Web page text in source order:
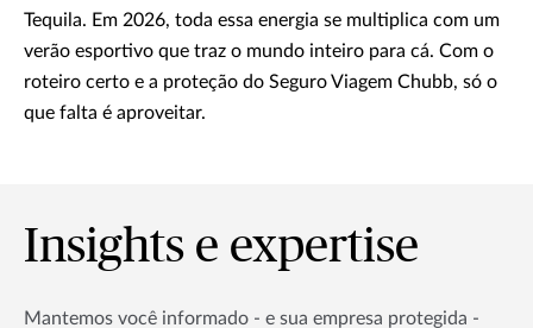
Tequila. Em 2026, toda essa energia se multiplica com um
verão esportivo que traz o mundo inteiro para cá. Com o
roteiro certo e a proteção do Seguro Viagem Chubb, só o
que falta é aproveitar.
Insights e expertise
Mantemos você informado - e sua empresa protegida -